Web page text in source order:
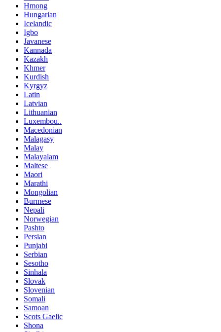
Hmong
Hungarian
Icelandic
Igbo
Javanese
Kannada
Kazakh
Khmer
Kurdish
Kyrgyz
Latin
Latvian
Lithuanian
Luxembou..
Macedonian
Malagasy
Malay
Malayalam
Maltese
Maori
Marathi
Mongolian
Burmese
Nepali
Norwegian
Pashto
Persian
Punjabi
Serbian
Sesotho
Sinhala
Slovak
Slovenian
Somali
Samoan
Scots Gaelic
Shona